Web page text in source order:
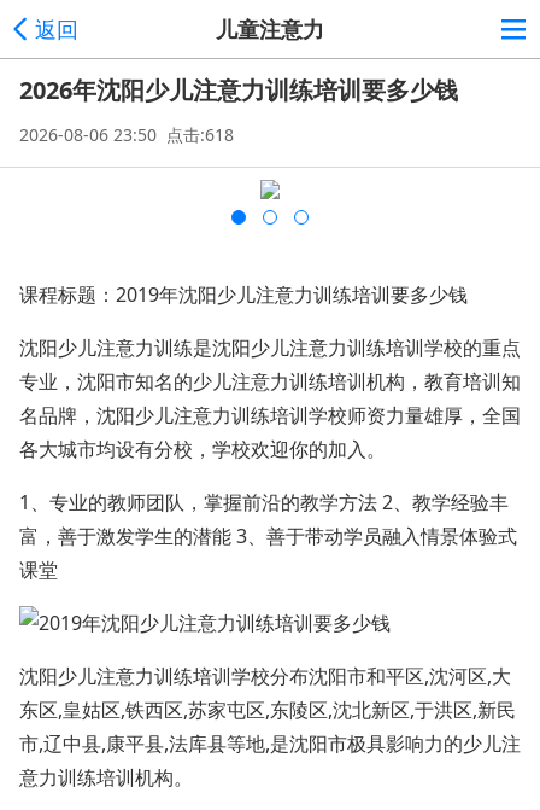
返回 儿童注意力
2026年沈阳少儿注意力训练培训要多少钱
2026-08-06 23:50 点击:618
课程标题：2019年沈阳少儿注意力训练培训要多少钱
沈阳少儿注意力训练是沈阳少儿注意力训练培训学校的重点
专业，沈阳市知名的少儿注意力训练培训机构，教育培训知
名品牌，沈阳少儿注意力训练培训学校师资力量雄厚，全国
各大城市均设有分校，学校欢迎你的加入。
1、专业的教师团队，掌握前沿的教学方法 2、教学经验丰
富，善于激发学生的潜能 3、善于带动学员融入情景体验式
课堂
沈阳少儿注意力训练培训学校分布沈阳市和平区,沈河区,大
东区,皇姑区,铁西区,苏家屯区,东陵区,沈北新区,于洪区,新民
市,辽中县,康平县,法库县等地,是沈阳市极具影响力的少儿注
意力训练培训机构。